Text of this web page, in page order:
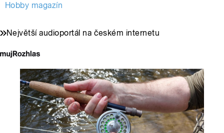
Hobby magazín
Největší audioportál na českém internetu